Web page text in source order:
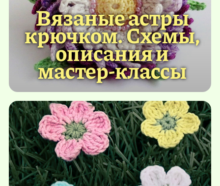
Вязаные астры
крючком. Схемы,
описания и
мастер-классы